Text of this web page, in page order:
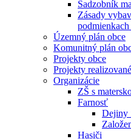
Sadzobník
Zásady
Územný plán obce
Komunitný plán
Projekty obce
Projekty
Organizácie
ZŠ s
Farnosť
Dejiny
Hasiči